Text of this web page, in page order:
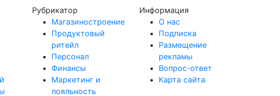
Рубрикатор
Магазиностроение
Продуктовый
ритейл
Персонал
Финансы
Маркетинг и
лояльность
Информация
О нас
Подписка
Размещение
рекламы
Вопрос-ответ
Карта сайта